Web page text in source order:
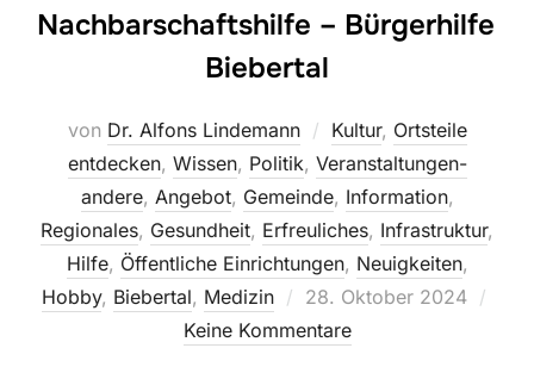
Nachbarschaftshilfe – Bürgerhilfe
Biebertal
von Dr. Alfons Lindemann Kultur, Ortsteile
entdecken, Wissen, Politik, Veranstaltungen-
andere, Angebot, Gemeinde, Information,
Regionales, Gesundheit, Erfreuliches, Infrastruktur,
Hilfe, Öffentliche Einrichtungen, Neuigkeiten,
Hobby, Biebertal, Medizin
Veröffentlicht
am
28. Oktober 2024
Keine Kommentare